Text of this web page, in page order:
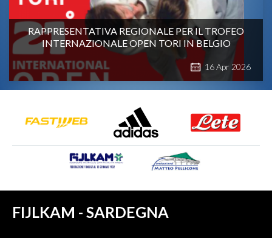
RAPPRESENTATIVA REGIONALE PER IL TROFEO
INTERNAZIONALE OPEN TORI IN BELGIO
16Apr 2026
FIJLKAM - SARDEGNA